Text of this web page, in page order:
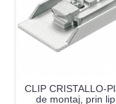
CLIP CRISTALLO-
de montaj, prin